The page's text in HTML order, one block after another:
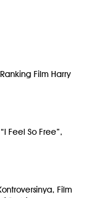
Film Harry
Feel So Free”,
Film